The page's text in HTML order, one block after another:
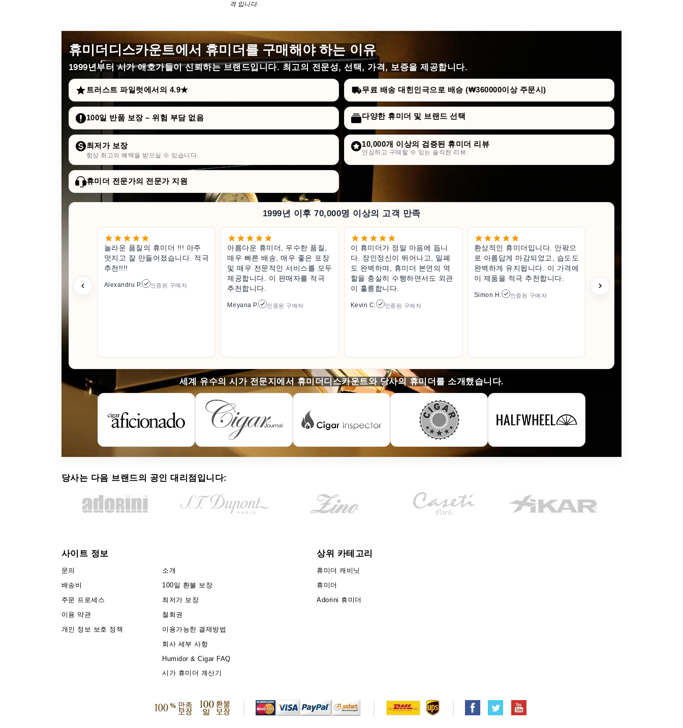
격 입니다.
휴미더디스카운트에서 휴미더를 구매해야 하는 이유
1999년부터시가 애호가들이 신뢰하는 브랜드입니다. 최고의 전문성, 선택, 가격, 보증을 제공합니다.
트러스트 파일럿에서의 4.9★ 무료 배송 대힌인극으로 배승 (₩360000이상 주문시)
100일 반품 보장 – 위험 부담 없음 다양한 휴미더 및 브랜드 선택
최저가 보장
항상 최고의 혜택을 받으실 수 있습니다.
10,000개 이상의 검증된 휴미더 리뷰
안심하고 구매할 수 있는 솔직한 리뷰.
휴미더 전문가의 전문가 지원
1999년 이후 70,000명 이상의 고객 만족
놀라운 품질의 휴미더 !!! 아주
멋지고 잘 만들어졌습니다. 적극
추천!!!!
Alexandru P. 인증된 구매자
아름다운 휴미더, 우수한 품질,
매우 빠른 배송, 매우 좋은 포장
및 매우 전문적인 서비스를 모두
제공합니다. 이 판매자를 적극
추천합니다.
Miryana P. 인증된 구매자
이 휴미더가 정말 마음에 듭니
다. 장인정신이 뛰어나고, 밀폐
도 완벽하며, 휴미더 본연의 역
할을 충실히 수행하면서도 외관
이 훌륭합니다.
Kevin C. 인증된 구매자
환상적인 휴미더입니다. 안팎으
로 아름답게 마감되었고, 습도도
완벽하게 유지됩니다. 이 가격에
이 제품을 적극 추천합니다.
Simon H. 인증된 구매자
세계 유수의 시가 전문지에서 휴미더디스카운트와 당사의 휴미더를 소개했습니다.
당사는 다음 브랜드의 공인 대리점입니다:
사이트 정보
문의
배송비
주문 프로세스
이용 약관
개인 정보 보호 정책
소개
100일 환불 보장
최저가 보장
철회권
이용가능한 결제방법
회사 세부 사항
Humidor & Cigar FAQ
시가 휴미더 계산기
상위 카테고리
휴미더 캐비닛
휴미더
Adorini 휴미더